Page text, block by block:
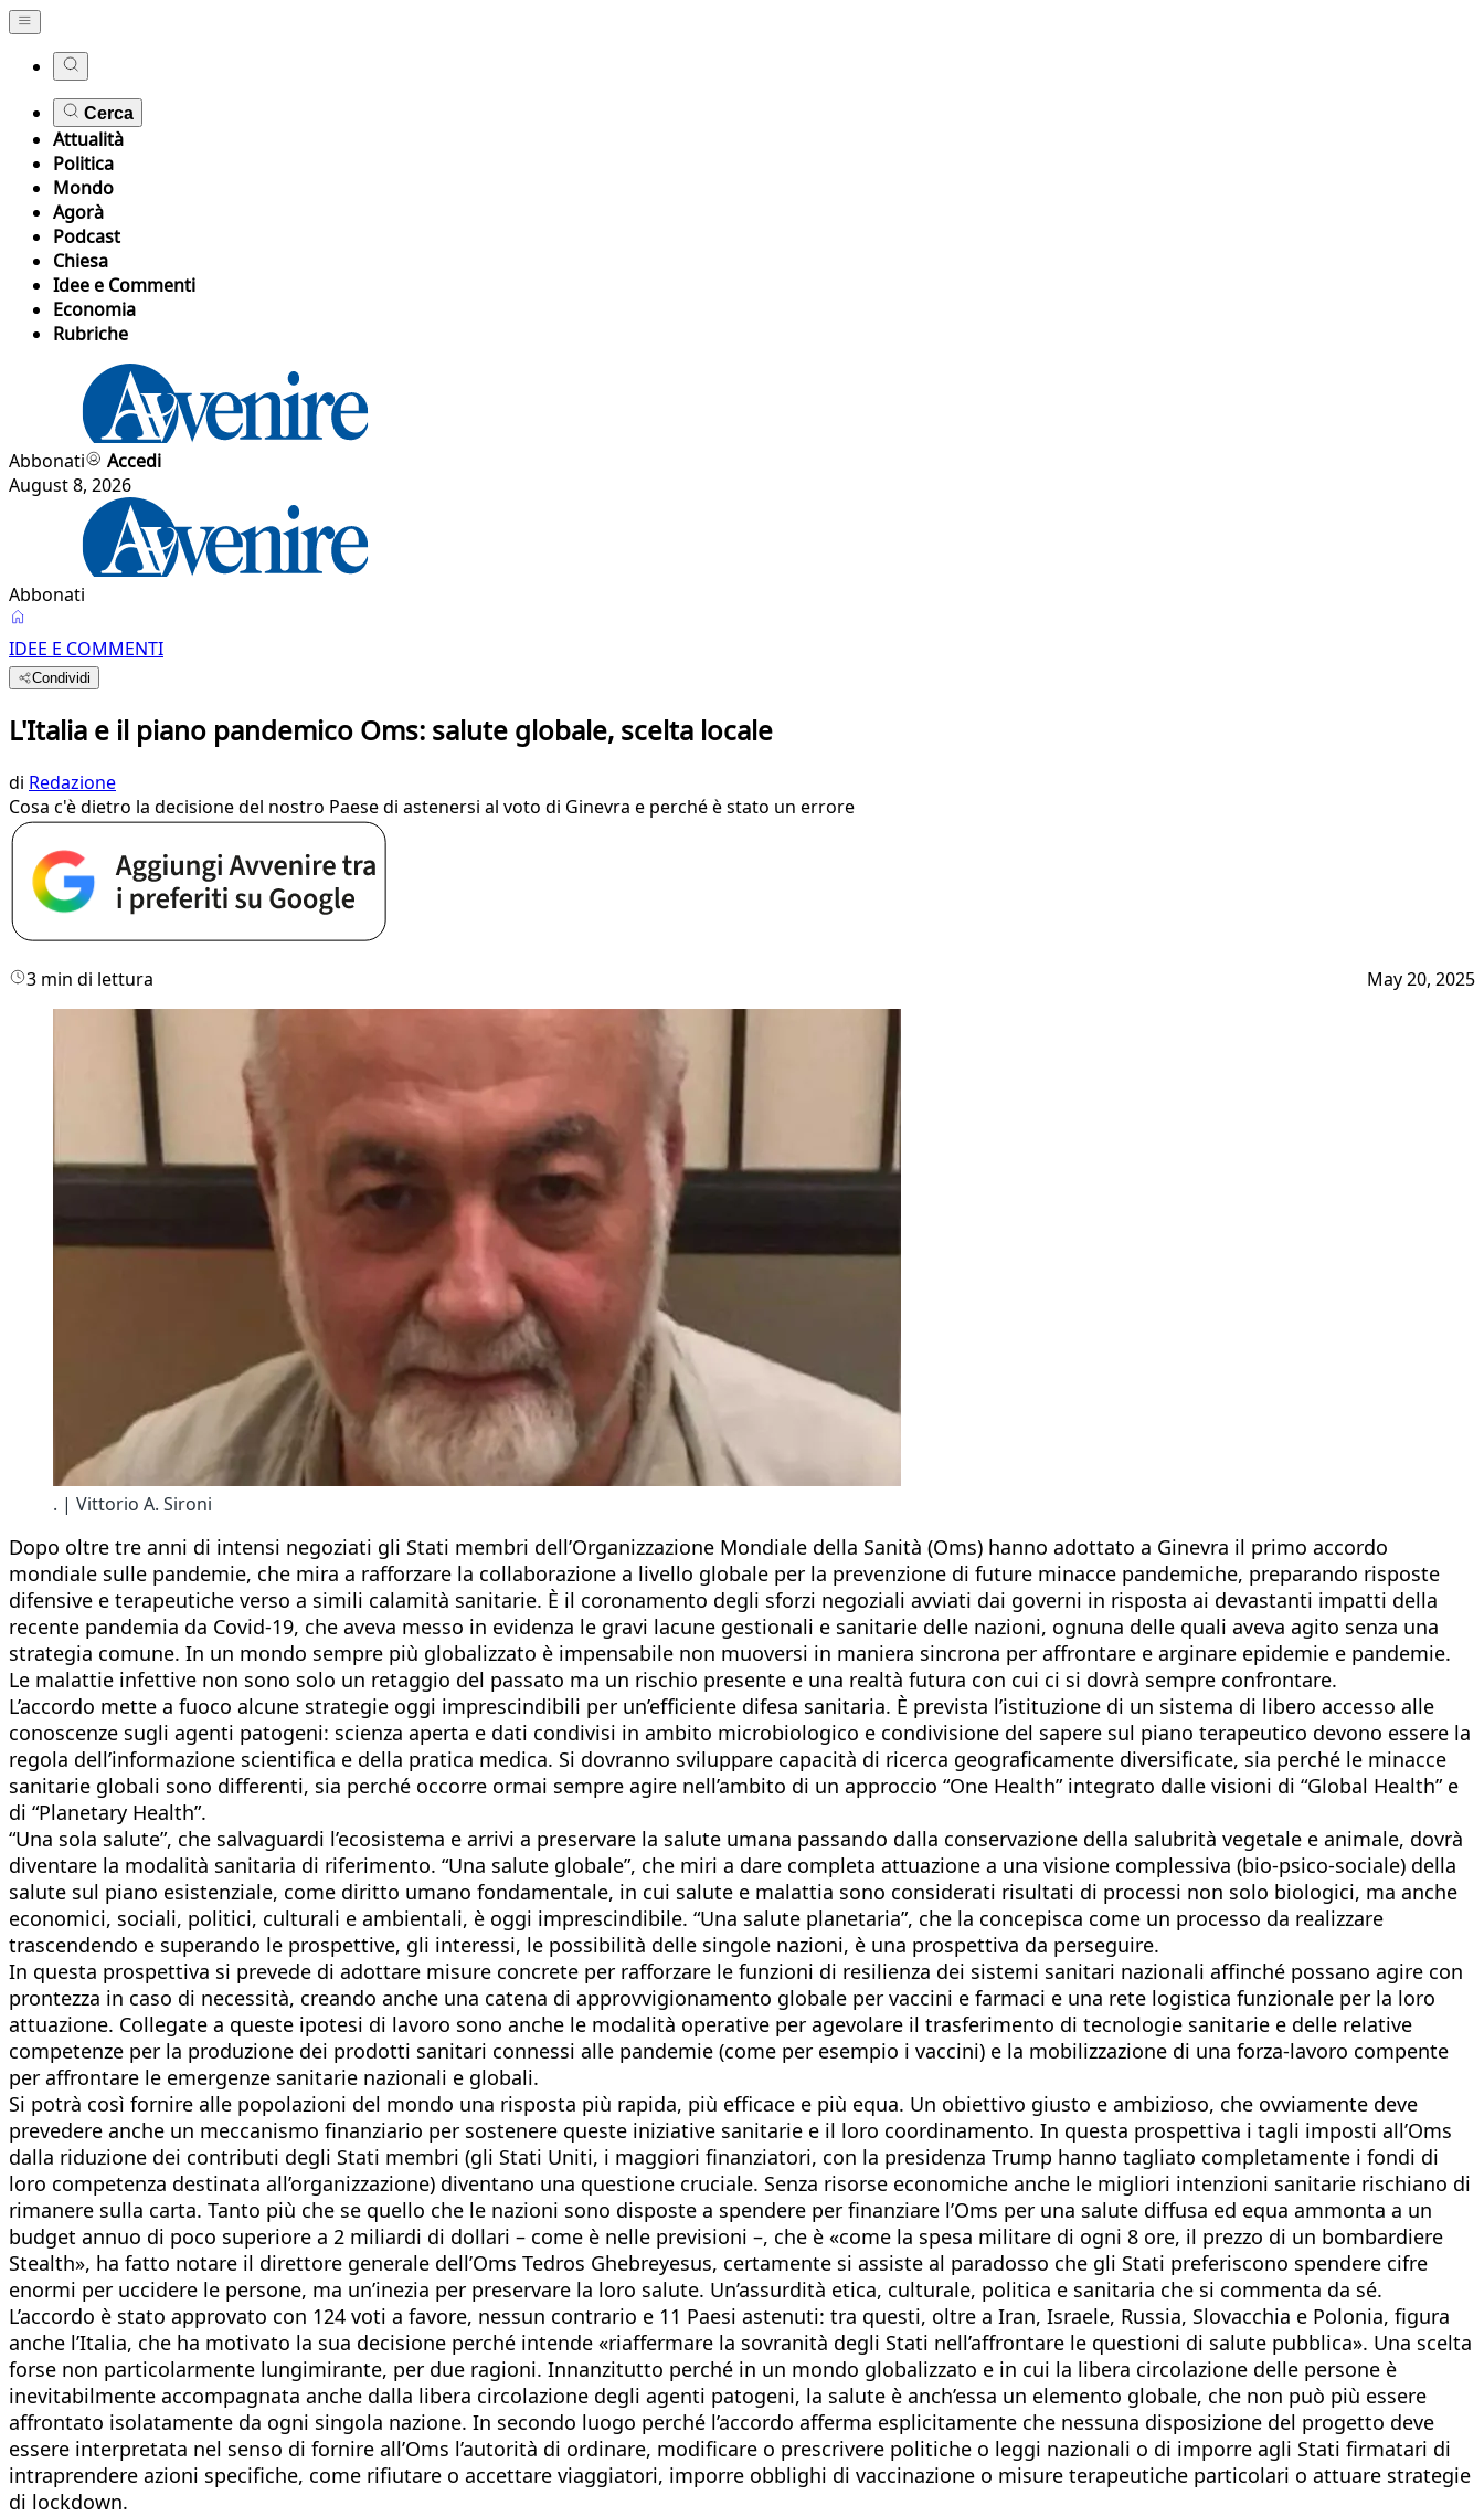
Cerca
Attualità
Politica
Mondo
Agorà
Podcast
Chiesa
Idee e Commenti
Economia
Rubriche
Abbonati
Accedi
August 8, 2026
Abbonati
IDEE E COMMENTI
Condividi
L'Italia e il piano pandemico Oms: salute globale, scelta locale
di Redazione
Cosa c'è dietro la decisione del nostro Paese di astenersi al voto di Ginevra e perché è stato un errore
3 min di lettura May 20, 2025
. | Vittorio A. Sironi
Dopo oltre tre anni di intensi negoziati gli Stati membri dell’Organizzazione Mondiale della Sanità (Oms) hanno adottato a Ginevra il primo accordo
mondiale sulle pandemie, che mira a rafforzare la collaborazione a livello globale per la prevenzione di future minacce pandemiche, preparando risposte
difensive e terapeutiche verso a simili calamità sanitarie. È il coronamento degli sforzi negoziali avviati dai governi in risposta ai devastanti impatti della
recente pandemia da Covid-19, che aveva messo in evidenza le gravi lacune gestionali e sanitarie delle nazioni, ognuna delle quali aveva agito senza una
strategia comune. In un mondo sempre più globalizzato è impensabile non muoversi in maniera sincrona per affrontare e arginare epidemie e pandemie.
Le malattie infettive non sono solo un retaggio del passato ma un rischio presente e una realtà futura con cui ci si dovrà sempre confrontare.
L’accordo mette a fuoco alcune strategie oggi imprescindibili per un’efficiente difesa sanitaria. È prevista l’istituzione di un sistema di libero accesso alle
conoscenze sugli agenti patogeni: scienza aperta e dati condivisi in ambito microbiologico e condivisione del sapere sul piano terapeutico devono essere la
regola dell’informazione scientifica e della pratica medica. Si dovranno sviluppare capacità di ricerca geograficamente diversificate, sia perché le minacce
sanitarie globali sono differenti, sia perché occorre ormai sempre agire nell’ambito di un approccio “One Health” integrato dalle visioni di “Global Health” e
di “Planetary Health”.
“Una sola salute”, che salvaguardi l’ecosistema e arrivi a preservare la salute umana passando dalla conservazione della salubrità vegetale e animale, dovrà
diventare la modalità sanitaria di riferimento. “Una salute globale”, che miri a dare completa attuazione a una visione complessiva (bio-psico-sociale) della
salute sul piano esistenziale, come diritto umano fondamentale, in cui salute e malattia sono considerati risultati di processi non solo biologici, ma anche
economici, sociali, politici, culturali e ambientali, è oggi imprescindibile. “Una salute planetaria”, che la concepisca come un processo da realizzare
trascendendo e superando le prospettive, gli interessi, le possibilità delle singole nazioni, è una prospettiva da perseguire.
In questa prospettiva si prevede di adottare misure concrete per rafforzare le funzioni di resilienza dei sistemi sanitari nazionali affinché possano agire con
prontezza in caso di necessità, creando anche una catena di approvvigionamento globale per vaccini e farmaci e una rete logistica funzionale per la loro
attuazione. Collegate a queste ipotesi di lavoro sono anche le modalità operative per agevolare il trasferimento di tecnologie sanitarie e delle relative
competenze per la produzione dei prodotti sanitari connessi alle pandemie (come per esempio i vaccini) e la mobilizzazione di una forza-lavoro compente
per affrontare le emergenze sanitarie nazionali e globali.
Si potrà così fornire alle popolazioni del mondo una risposta più rapida, più efficace e più equa. Un obiettivo giusto e ambizioso, che ovviamente deve
prevedere anche un meccanismo finanziario per sostenere queste iniziative sanitarie e il loro coordinamento. In questa prospettiva i tagli imposti all’Oms
dalla riduzione dei contributi degli Stati membri (gli Stati Uniti, i maggiori finanziatori, con la presidenza Trump hanno tagliato completamente i fondi di
loro competenza destinata all’organizzazione) diventano una questione cruciale. Senza risorse economiche anche le migliori intenzioni sanitarie rischiano di
rimanere sulla carta. Tanto più che se quello che le nazioni sono disposte a spendere per finanziare l’Oms per una salute diffusa ed equa ammonta a un
budget annuo di poco superiore a 2 miliardi di dollari – come è nelle previsioni –, che è «come la spesa militare di ogni 8 ore, il prezzo di un bombardiere
Stealth», ha fatto notare il direttore generale dell’Oms Tedros Ghebreyesus, certamente si assiste al paradosso che gli Stati preferiscono spendere cifre
enormi per uccidere le persone, ma un’inezia per preservare la loro salute. Un’assurdità etica, culturale, politica e sanitaria che si commenta da sé.
L’accordo è stato approvato con 124 voti a favore, nessun contrario e 11 Paesi astenuti: tra questi, oltre a Iran, Israele, Russia, Slovacchia e Polonia, figura
anche l’Italia, che ha motivato la sua decisione perché intende «riaffermare la sovranità degli Stati nell’affrontare le questioni di salute pubblica». Una scelta
forse non particolarmente lungimirante, per due ragioni. Innanzitutto perché in un mondo globalizzato e in cui la libera circolazione delle persone è
inevitabilmente accompagnata anche dalla libera circolazione degli agenti patogeni, la salute è anch’essa un elemento globale, che non può più essere
affrontato isolatamente da ogni singola nazione. In secondo luogo perché l’accordo afferma esplicitamente che nessuna disposizione del progetto deve
essere interpretata nel senso di fornire all’Oms l’autorità di ordinare, modificare o prescrivere politiche o leggi nazionali o di imporre agli Stati firmatari di
intraprendere azioni specifiche, come rifiutare o accettare viaggiatori, imporre obblighi di vaccinazione o misure terapeutiche particolari o attuare strategie
di lockdown.